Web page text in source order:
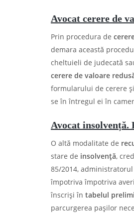
Avocat cerere de
Prin procedura de
demara această
cheltuieli de judecată
cerere de valoare
formularului de cerere
se în întregul ei în
Avocat insolvență.
O altă modalitate de
stare de insolvență,
85/2014,
împotriva împotriva
înscrişi în tabelul
parcurgerea pașilor